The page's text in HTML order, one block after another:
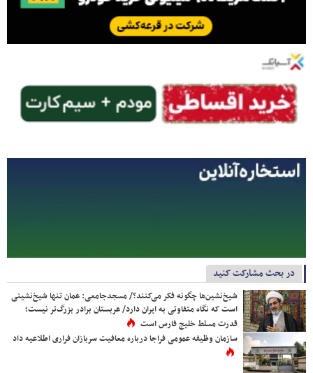
در بحث مشارکت کنید
شیخ‌نشین‌ها چگونه فکر می‌کنند؟/ مسجدجامعی: عمان تنها شیخ‌نشینی
است که نگاه متفاوتی به ایران دارد/ عربستان برادر بزرگ‌تر نیست؛
قدرت مسلط خلیج فارس است
سازمان وظیفه عمومی فراجا درباره معافیت سربازان فراری اطلاعیه داد